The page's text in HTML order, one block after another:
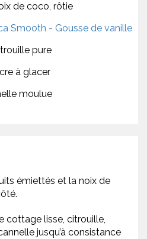
de coco, rôtie
Smooth - Gousse de vanille
pure
à glacer
moulue
émiettés et la noix de
cottage lisse, citrouille,
jusqu’à consistance